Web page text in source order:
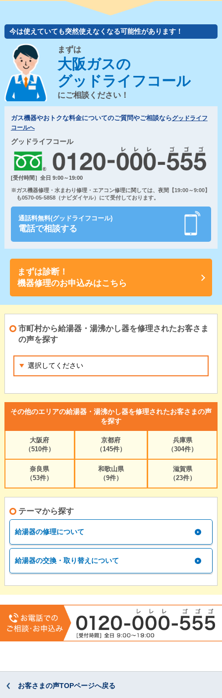
今は使えていても突然使えなくなる可能性があります！
まずは
大阪ガスの
グッドライフコール
にご相談ください！
ガス機器やおトクな料金についてのご質問やご相談ならグッドライフ
コールへ
グッドライフコール
[受付時間］全日 9:00～19:00
※ガス機器修理・水まわり修理・エアコン修理に関しては、夜間【19:00～9:00】
も0570-05-5858（ナビダイヤル）にて受付しております。
通話料無料(グッドライフコール)
電話で相談する
まずは診断！
機器修理のお申込みはこちら
市町村から給湯器・湯沸かし器を修理されたお客さま
の声を探す
その他のエリアの給湯器・湯沸かし器を修理されたお客さまの声
を探す
大阪府
（510件）
京都府
（145件）
兵庫県
（304件）
奈良県
（53件）
和歌山県
（9件）
滋賀県
（23件）
テーマから探す
給湯器の修理について
給湯器の交換・取り替えについて
お客さまの声TOPページへ戻る